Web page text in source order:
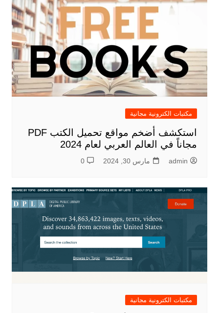
مكتبات الكترونية مجانية
استكشف أضخم مواقع تحميل الكتب PDF
مجاناً في العالم العربي لعام 2024
admin مارس 30, 2024 0
مكتبات الكترونية مجانية